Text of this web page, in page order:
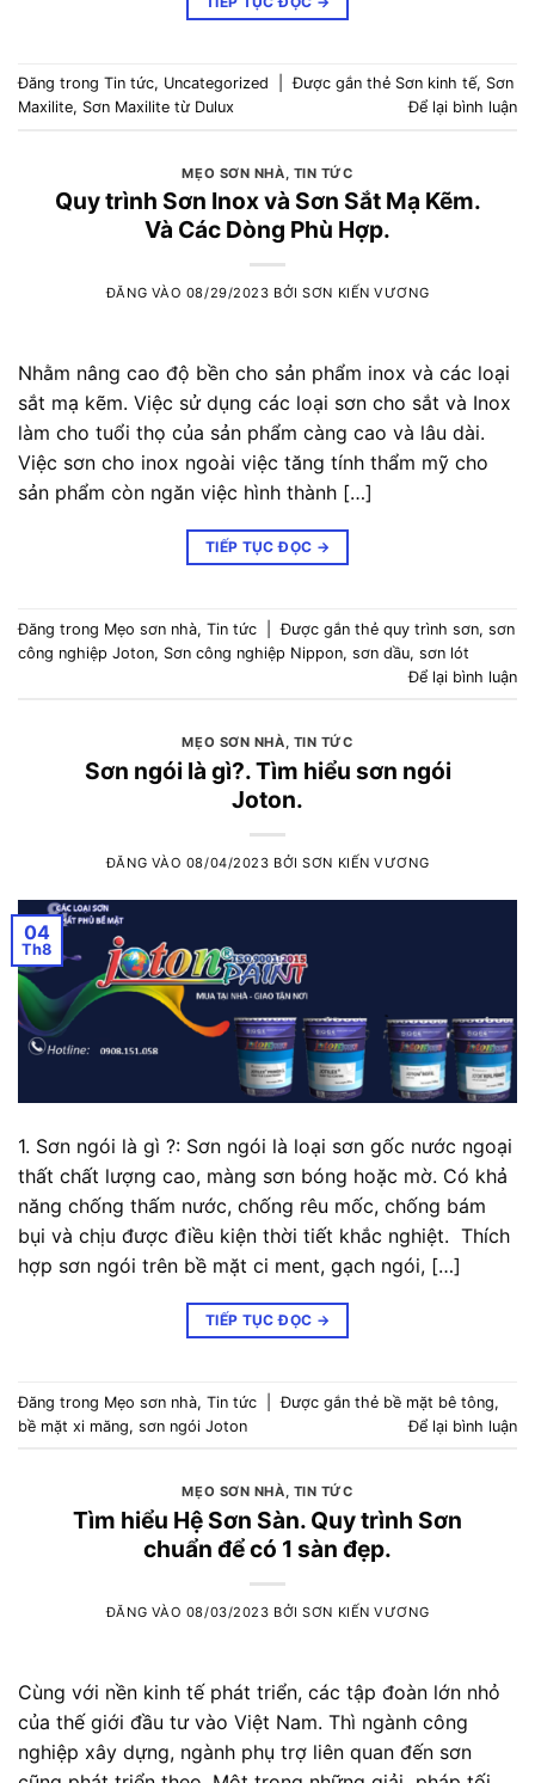
Đăng trong Tin tức, Uncategorized Được gắn thẻ Sơn kinh tế, Sơn
Maxilite, Sơn Maxilite từ Dulux Để lại bình luận
MẸO SƠN NHÀ TIN TỨC
Quy trình Sơn Inox và Sơn Sắt Mạ Kẽm.
Và Các Dòng Phù Hợp.
ĐĂNG VÀO 08/29/2023 BỞISƠN KIẾN VƯƠNG
Nhằm nâng cao độ bền cho sản phẩm inox và các loại
sắt mạ kẽm. Việc sử dụng các loại sơn cho sắt và Inox
làm cho tuổi thọ của sản phẩm càng cao và lâu dài.
Việc sơn cho inox ngoài việc tăng tính thẩm mỹ cho
sản phẩm còn ngăn việc hình thành […]
TIẾP TỤC ĐỌC →
Đăng trong Mẹo sơn nhà, Tin tức Được gắn thẻ quy trình sơn, sơn
công nghiệp Joton, Sơn công nghiệp Nippon, sơn dầu, sơn lót
Để lại bình luận
MẸO SƠN NHÀ, TIN TỨC
Sơn ngói là gì?. Tìm hiểu sơn ngói
Joton.
ĐĂNG VÀO 08/04/2023 BỞISƠN KIẾN VƯƠNG
04
Th8
1. Sơn ngói là gì ?: Sơn ngói là loại sơn gốc nước ngoại
thất chất lượng cao, màng sơn bóng hoặc mờ. Có khả
năng chống thấm nước, chống rêu mốc, chống bám
bụi và chịu được điều kiện thời tiết khắc nghiệt. Thích
hợp sơn ngói trên bề mặt ci ment, gạch ngói, […]
TIẾP TỤC ĐỌC →
Đăng trong Mẹo sơn nhà, Tin tức Được gắn thẻ bề mặt bê tông,
bề mặt xi măng, sơn ngói Joton Để lại bình luận
MẸO SƠN NHÀ, TIN TỨC
Tìm hiểu Hệ Sơn Sàn. Quy trình Sơn
chuẩn để có 1 sàn đẹp.
ĐĂNG VÀO 08/03/2023 BỞISƠN KIẾN VƯƠNG
Cùng với nền kinh tế phát triển, các tập đoàn lớn nhỏ
của thế giới đầu tư vào Việt Nam. Thì ngành công
nghiệp xây dựng, ngành phụ trợ liên quan đến sơn